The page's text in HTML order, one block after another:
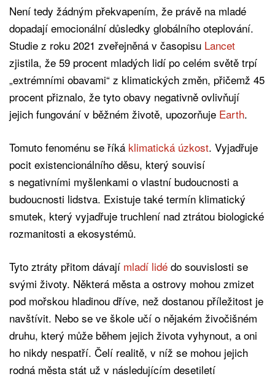
Není tedy žádným překvapením, že právě na mladé
dopadají emocionální důsledky globálního oteplování.
Studie z roku 2021 zveřejněná v časopisu Lancet
zjistila, že 59 procent mladých lidí po celém světě trpí
„extrémními obavami“ z klimatických změn, přičemž 45
procent přiznalo, že tyto obavy negativně ovlivňují
jejich fungování v běžném životě, upozorňuje Earth.
Tomuto fenoménu se říká klimatická úzkost. Vyjadřuje
pocit existencionálního děsu, který souvisí
s negativními myšlenkami o vlastní budoucnosti a
budoucnosti lidstva. Existuje také termín klimatický
smutek, který vyjadřuje truchlení nad ztrátou biologické
rozmanitosti a ekosystémů.
Tyto ztráty přitom dávají mladí lidé do souvislosti se
svými životy. Některá města a ostrovy mohou zmizet
pod mořskou hladinou dříve, než dostanou příležitost je
navštívit. Nebo se ve škole učí o nějakém živočišném
druhu, který může během jejich života vyhynout, a oni
ho nikdy nespatří. Čelí realitě, v níž se mohou jejich
rodná města stát už v následujícím desetiletí